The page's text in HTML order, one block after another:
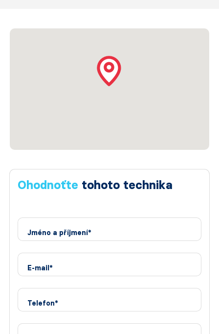
Ohodnoťte tohoto technika
Jméno a příjmení*
E-mail*
Telefon*